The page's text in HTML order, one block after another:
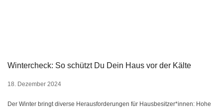
Wintercheck: So schützt Du Dein Haus vor der Kälte
18. Dezember 2024
Der Winter bringt diverse Herausforderungen für Hausbesitzer*innen: Hohe